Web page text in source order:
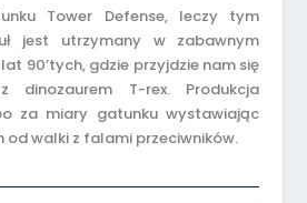
Tower Defense, leczy tym
jest utrzymany w zabawnym
90’tych, gdzie przyjdzie nam się
dinozaurem T-rex. Produkcja
za miary gatunku wystawiając
od walki z falami przeciwników.